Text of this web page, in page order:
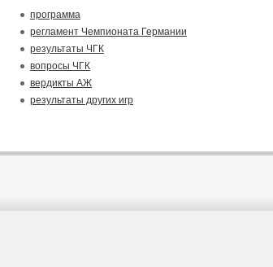
программа
регламент Чемпионата Германии
результаты ЧГК
вопросы ЧГК
вердикты АЖ
результаты других игр